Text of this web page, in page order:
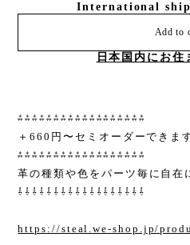
International
Add to
日本国内にお住
⁂⁂⁂⁂⁂⁂⁂⁂⁂⁂⁂⁂⁂⁂⁂⁂⁂⁂
＋660円〜セミオーダーできま
⁂⁂⁂⁂⁂⁂⁂⁂⁂⁂⁂⁂⁂⁂⁂⁂⁂⁂
革の種類や色をパーツ毎に自在
⇩⇩⇩⇩⇩⇩⇩⇩⇩⇩⇩⇩⇩⇩⇩⇩⇩⇩
https://steal.we-shop.jp/